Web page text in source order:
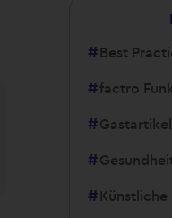
Best
factro
Gastartikel